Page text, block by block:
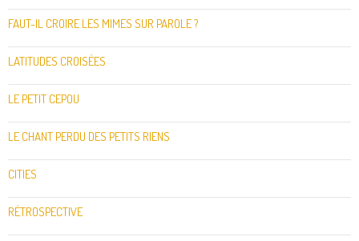
FAUT-IL CROIRE LES MIMES SUR PAROLE ?
LATITUDES CROISÉES
LE PETIT CEPOU
LE CHANT PERDU DES PETITS RIENS
CITIES
RÉTROSPECTIVE